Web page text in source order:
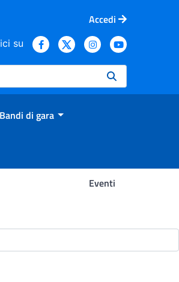
Accedi
su
Bandi di gara
Eventi